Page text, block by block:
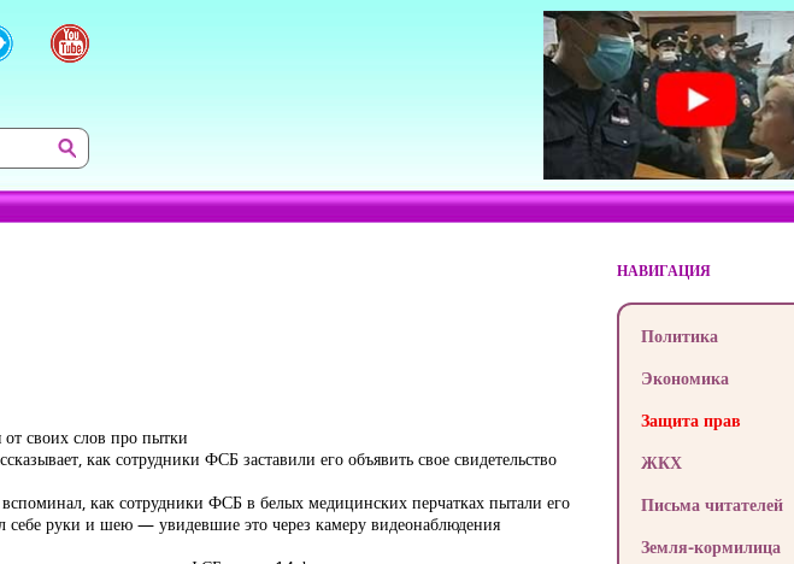
своих слов про пытки
как сотрудники ФСБ заставили его объявить свое свидетельство
как сотрудники ФСБ в белых медицинских перчатках пытали его
себе руки и шею — увидевшие это через камеру видеонаблюдения
НАВИГАЦИЯ
Политика
Экономика
Защита прав
ЖКХ
Письма читателей
Земля-кормилица